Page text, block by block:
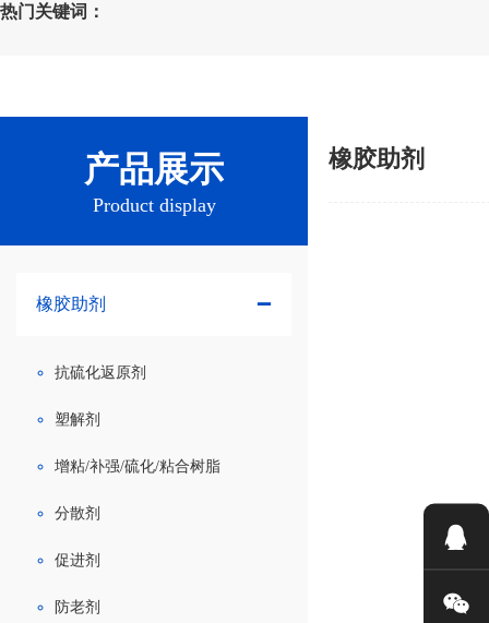
热门关键词：
产品展示
Product display
橡胶助剂
抗硫化返原剂
塑解剂
增粘/补强/硫化/粘合树脂
分散剂
促进剂
防老剂
橡胶助剂